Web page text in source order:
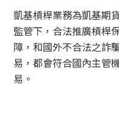
凱基槓桿業務為凱基期
監管下，合法推廣槓桿
障，和國外不合法之詐
易，都會符合國內主管
易。